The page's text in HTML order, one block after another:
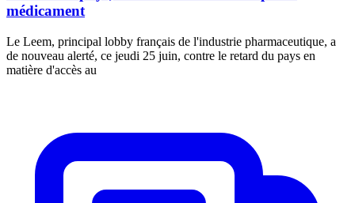
médicament
Le Leem, principal lobby français de l'industrie pharmaceutique, a
de nouveau alerté, ce jeudi 25 juin, contre le retard du pays en
matière d'accès au